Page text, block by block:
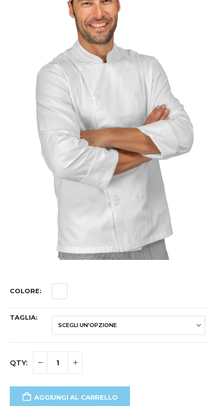
COLORE
TAGLIA
AGGIUNGI AL CARRELLO